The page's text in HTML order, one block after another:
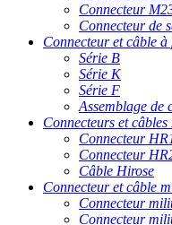
Connecteur
Connecteur de
Connecteur et câble
Série B
Série K
Série F
Assemblage de
Connecteurs et
Connecteur
Connecteur
Câble Hirose
Connecteur et câble
Connecteur
Connecteur